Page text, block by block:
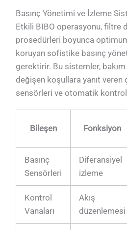
Basınç Yönetimi ve İzleme
Etkili BIBO operasyonu, filtre
prosedürleri boyunca
koruyan sofistike basınç
gerektirir. Bu sistemler, bakım
değişen koşullara yanıt veren
sensörleri ve otomatik
Bileşen Fonksiyon
Basınç
Sensörleri
Diferansiyel
izleme
Kontrol
Vanaları
Akış
düzenlemesi